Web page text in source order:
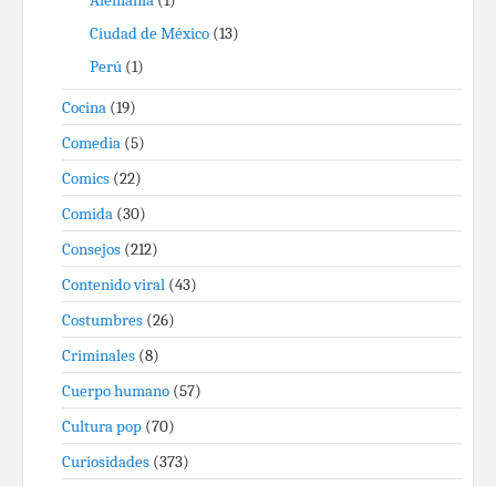
Ciudad de México (13)
Perú (1)
Cocina (19)
Comedia (5)
Comics (22)
Comida (30)
Consejos (212)
Contenido viral (43)
Costumbres (26)
Criminales (8)
Cuerpo humano (57)
Cultura pop (70)
Curiosidades (373)